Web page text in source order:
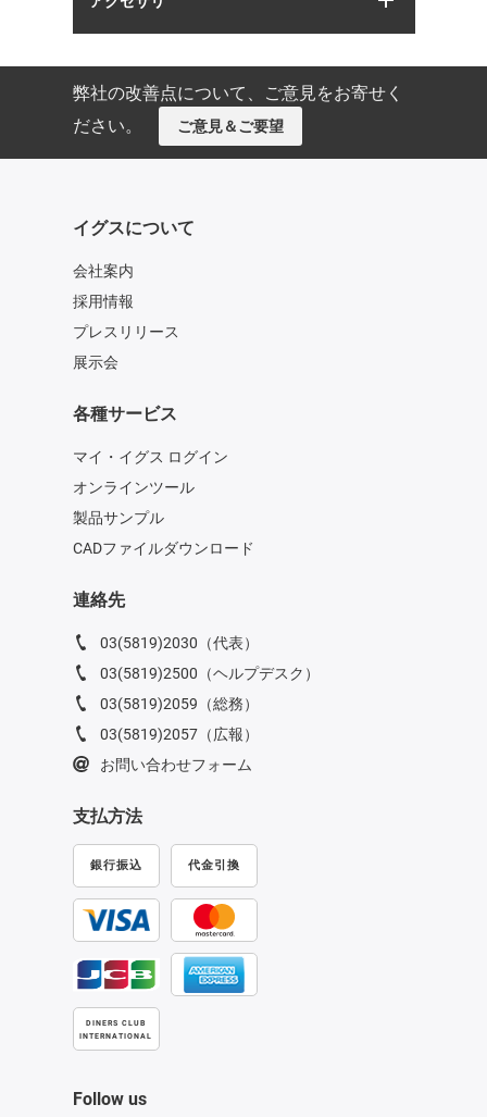
弊社の改善点について、ご意見をお寄せく
ださい。
ご意見＆ご要望
イグスについて
会社案内
採用情報
プレスリリース
展示会
各種サービス
マイ・イグス ログイン
オンラインツール
製品サンプル
CADファイルダウンロード
連絡先
03(5819)2030（代表）
03(5819)2500（ヘルプデスク）
03(5819)2059（総務）
03(5819)2057（広報）
お問い合わせフォーム
支払方法
銀行振込 代金引換
DINERS CLUB
INTERNATIONAL
Follow us